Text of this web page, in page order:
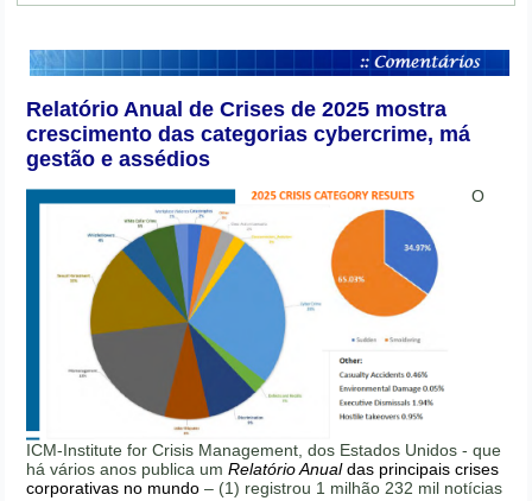
Relatório Anual de Crises de 2025 mostra
crescimento das categorias cybercrime, má
gestão e assédios
O
ICM-Institute for Crisis Management, dos Estados Unidos - que
há vários anos publica umRelatório Anualdas principais crises
corporativas no mundo – (1) registrou 1 milhão 232 mil notícias